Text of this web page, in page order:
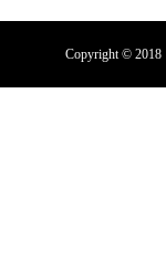
オンラインショップ
Copyright © 2018